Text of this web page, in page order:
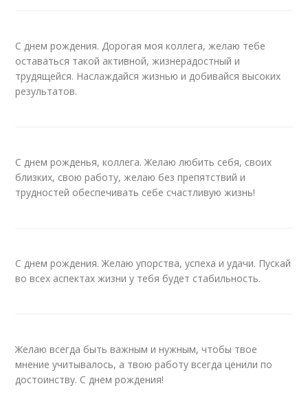
С днем рождения. Дорогая моя коллега, желаю тебе
оставаться такой активной, жизнерадостный и
трудящейся. Наслаждайся жизнью и добивайся высоких
результатов.
С днем рожденья, коллега. Желаю любить себя, своих
близких, свою работу, желаю без препятствий и
трудностей обеспечивать себе счастливую жизнь!
С днем рождения. Желаю упорства, успеха и удачи. Пускай
во всех аспектах жизни у тебя будет стабильность.
Желаю всегда быть важным и нужным, чтобы твое
мнение учитывалось, а твою работу всегда ценили по
достоинству. С днем рождения!